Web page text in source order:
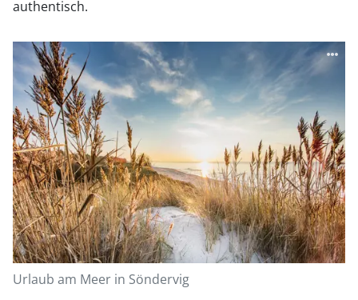
authentisch.
Urlaub am Meer in Söndervig